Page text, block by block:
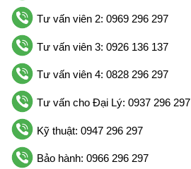
Tư vấn viên 2: 0969 296 297
Tư vấn viên 3: 0926 136 137
Tư vấn viên 4: 0828 296 297
Tư vấn cho Đại Lý: 0937 296 297
Kỹ thuật: 0947 296 297
Bảo hành: 0966 296 297